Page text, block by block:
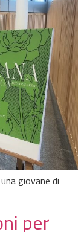
giovane di
per